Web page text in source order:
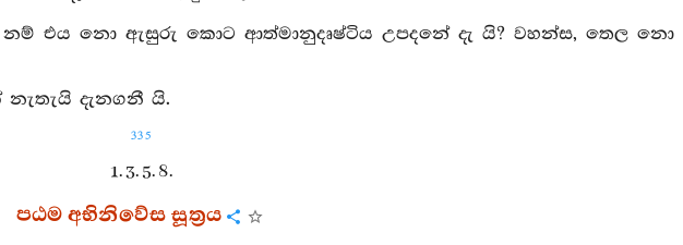
එය නො ඇසුරු කොට ආත්මානුදෘෂ්ටිය උපදනේ දැ යි? වහන්ස, තෙල නො
දැනගනී යි.
335
1. 3. 5. 8.
පඨම අභිනිවේස සූත්‍රය